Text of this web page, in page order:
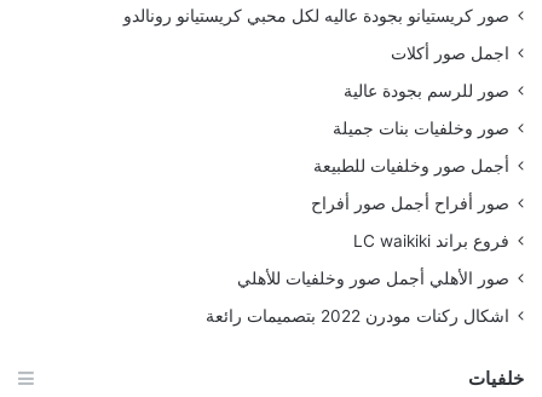
صور كريستيانو بجودة عاليه لكل محبي كريستيانو رونالدو
اجمل صور أكلات
صور للرسم بجودة عالية
صور وخلفيات بنات جميلة
أجمل صور وخلفيات للطبيعة
صور أفراح أجمل صور أفراح
فروع براند LC waikiki
صور الأهلي أجمل صور وخلفيات للأهلي
اشكال ركنات مودرن 2022 بتصميمات رائعة
خلفيات